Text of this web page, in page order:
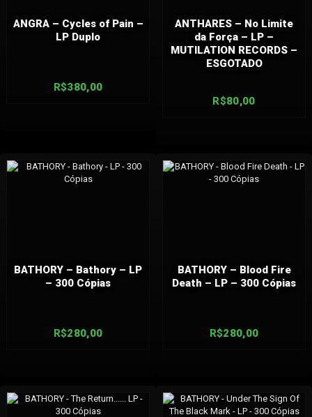
ANGRA – Cycles of Pain –
LP Duplo
R$380,00
ANTHARES – No Limite
da Força – LP –
MUTILATION RECORDS –
ESGOTADO
R$80,00
BATHORY – Bathory – LP
– 300 Cópias
R$280,00
BATHORY – Blood Fire
Death – LP – 300 Cópias
R$280,00